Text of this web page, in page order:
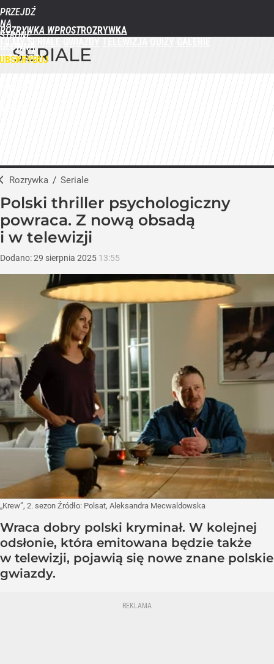
PRZEJDŹ
NA
STRONĘ
GŁÓWNĄ
WPROST.PL
ROZRYWKA WPROST
SERIALE
Rozrywka / Seriale
Polski thriller psychologiczny
powraca. Z nową obsadą
i w telewizji
Dodano:29 sierpnia 2025 13:55
„Krew”, 2. sezon Źródło: Polsat, Aleksandra Mecwaldowska
Wraca dobry polski kryminał. W kolejnej
odsłonie, która emitowana będzie także
w telewizji, pojawią się nowe znane polskie
gwiazdy.